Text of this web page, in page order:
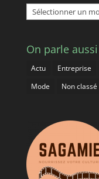
Ne
manquez
On parle aussi
Actu Entreprise
Mode
Non classé